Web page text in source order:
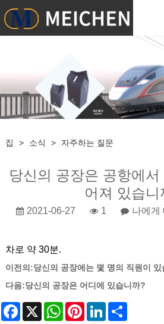
집 > 소식 > 자주하는 질문
당신의 공장은 공항에
어져 있습니
2021-06-27 1 나에게
차로 약 30분.
이전의:당신의 공장에는 몇 명의 직원이 있
다음:당신의 공장은 어디에 있습니까?
Facebook
X WhatsAppPinterestLinkedIn